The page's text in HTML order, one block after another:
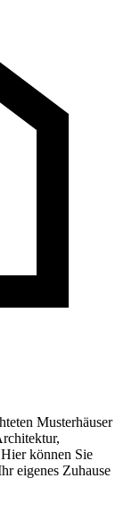
Musterhäuser
können Sie
eigenes Zuhause